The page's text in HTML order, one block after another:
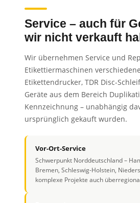
Service – auch für
wir nicht verkauft
Wir übernehmen Service und
Etikettiermaschinen
Etikettendrucker, TDR Disc-
Geräte aus dem Bereich
Kennzeichnung – unabhängig
ursprünglich gekauft wurden.
Vor-Ort-Service
Schwerpunkt Norddeutschland –
Bremen, Schleswig-Holstein,
komplexe Projekte auch